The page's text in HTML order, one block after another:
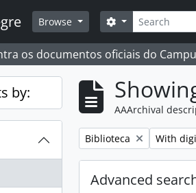
Browse Search
Search options
os documentos oficiais do
by:
AAArchival
Remove filter:
Biblioteca Remove
With
Advanced